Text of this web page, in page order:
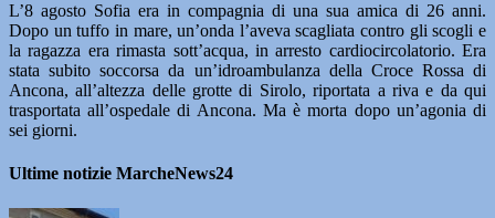
L’8 agosto Sofia era in compagnia di una sua amica di 26 anni.
Dopo un tuffo in mare, un’onda l’aveva scagliata contro gli scogli e
la ragazza era rimasta sott’acqua, in arresto cardiocircolatorio. Era
stata subito soccorsa da un’idroambulanza della Croce Rossa di
Ancona, all’altezza delle grotte di Sirolo, riportata a riva e da qui
trasportata all’ospedale di Ancona. Ma è morta dopo un’agonia di
sei giorni.
Ultime notizie MarcheNews24